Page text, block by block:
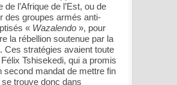
de l’Afrique de l’Est, ou de
des groupes armés anti-
« Wazalendo », pour
la rébellion soutenue par la
Ces stratégies avaient toute
Tshisekedi, qui a promis
second mandat de mettre fin
trouve donc dans